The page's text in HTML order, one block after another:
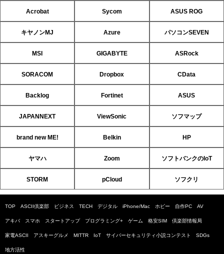
Acrobat Sycom ASUS ROG
キヤノンMJ Azure パソコンSEVEN
MSI GIGABYTE ASRock
SORACOM Dropbox CData
Backlog Fortinet ASUS
JAPANNEXT ViewSonic ソフマップ
brand new ME! Belkin HP
ヤマハ Zoom ソフトバンクのIoT
STORM pCloud ソフクリ
TOP ASCII倶楽部 ビジネス TECH デジタル iPhone/Mac ホビー 自作PC AV
アキバ スマホ スタートアップ プログラミング+ ゲーム 格安SIM 倶楽部情報局
家電ASCII アスキーグルメ MITTR IoT サイバーセキュリティ小説コンテスト SDGs
地方活性